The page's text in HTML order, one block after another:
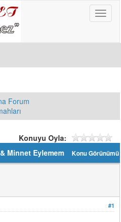
Forum
Konuyu Oyla:
Konu Görünümü
Minnet Eylemem
#1